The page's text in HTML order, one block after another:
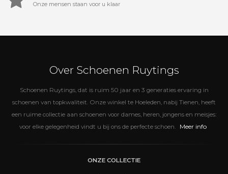
Onze mensen staan voor u klaar
Over Schoenen Ruytings
Schoenen Ruytings, dat is ruim 50 jaar en 3 generaties ervaring in
schoenen van topkwaliteit. Onze winkel te Hoeleden, nabij Tienen, heeft
een ruime collectie aan schoenen voor dames, heren, jongens en meisjes:
voor elke gelegenheid vindt u bij ons de perfecte schoen.
Meer info
ONZE COLLECTIE